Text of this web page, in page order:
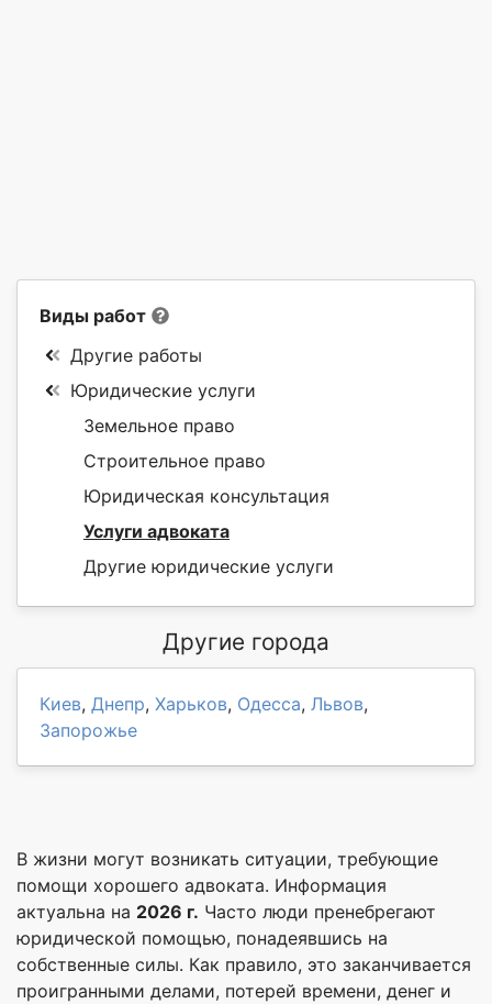
Виды работ
Другие работы
Юридические услуги
Земельное право
Строительное право
Юридическая консультация
Услуги адвоката
Другие юридические услуги
Другие города
Киев, Днепр, Харьков, Одесса, Львов,
Запорожье
В жизни могут возникать ситуации, требующие
помощи хорошего адвоката. Информация
актуальна на 2026 г. Часто люди пренебрегают
юридической помощью, понадеявшись на
собственные силы. Как правило, это заканчивается
проигранными делами, потерей времени, денег и